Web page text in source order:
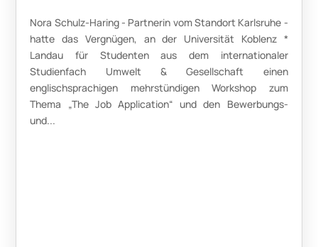
Nora Schulz-Haring - Partnerin vom Standort Karlsruhe -
hatte das Vergnügen, an der Universität Koblenz *
Landau für Studenten aus dem internationaler
Studienfach Umwelt & Gesellschaft einen
englischsprachigen mehrstündigen Workshop zum
Thema „The Job Application“ und den Bewerbungs-
und...